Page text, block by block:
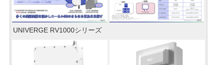
UNIVERGE RV1000シリーズ